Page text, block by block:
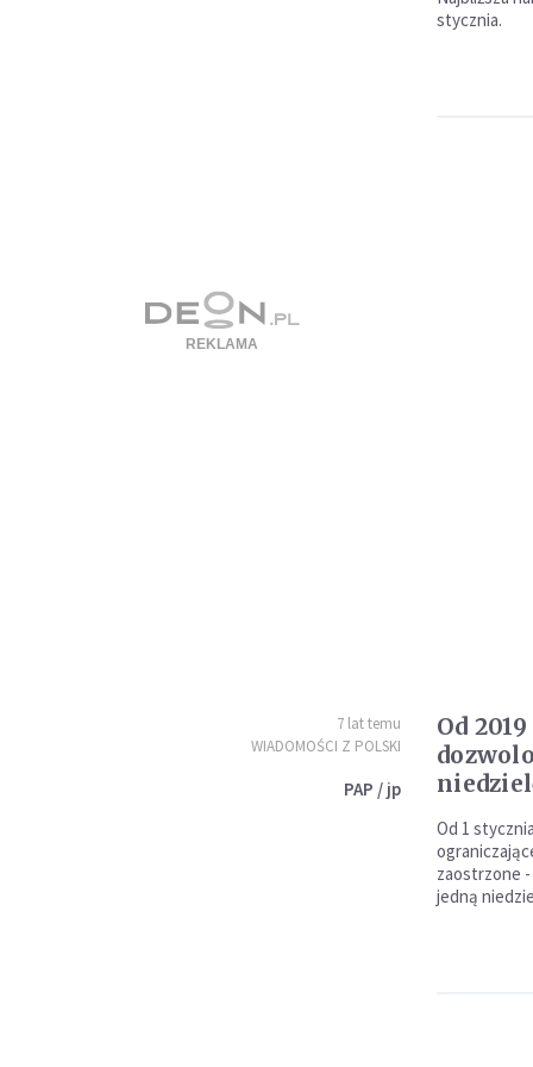
stycznia.
7 lat temu
WIADOMOŚCI Z POLSKI
PAP / jp
Od
Od 1
zaostrzone
jedną